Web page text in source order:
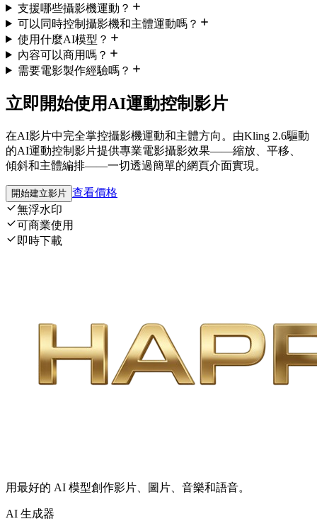
支援哪些攝影機運動？
可以同時控制攝影機和主體運動嗎？
使用什麼AI模型？
內容可以商用嗎？
需要電影製作經驗嗎？
立即開始使用AI運動控制影片
在AI影片中完全掌控攝影機運動和主體方向。由Kling 2.6驅動
的AI運動控制影片提供專業電影攝影效果——縮放、平移、
傾斜和主體編排——一切透過簡單的網頁介面實現。
開始建立影片 查看價格
無浮水印
可商業使用
即時下載
用最好的 AI 模型創作影片、圖片、音樂和語音。
AI 生成器